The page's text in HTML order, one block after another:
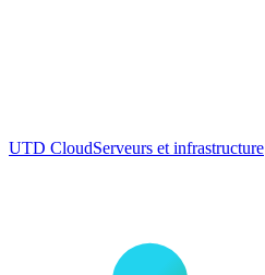
UTD CloudServeurs et infrastructure